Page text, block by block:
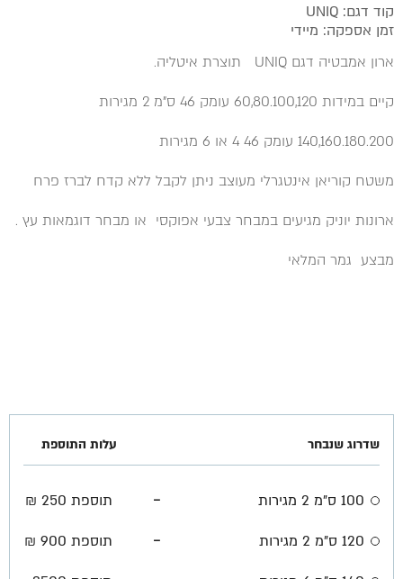
קוד דגם: UNIQ
זמן אספקה: מיידי
ארון אמבטיה דגם UNIQ תוצרת איטליה.
קיים במידות 60,80.100,120 עומק 46 ס"מ 2 מגירות
140,160.180.200 עומק 46 4 או 6 מגירות
משטח קוריאן אינטגרלי מעוצב ניתן לקבל ללא קדח לברז פרח
ארונות יוניק מגיעים במבחר צבעי אפוקסי או מבחר דוגמאות עץ .
מבצע גמר המלאי
שדרוג שנבחר עלות התוספת
100 ס"מ 2 מגירות - תוספת 250 ₪
120 ס"מ 2 מגירות - תוספת 900 ₪